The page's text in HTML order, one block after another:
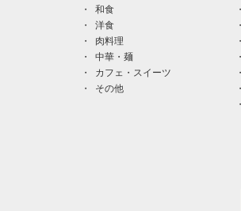
和食
洋食
肉料理
中華・麺
カフェ・スイーツ
その他